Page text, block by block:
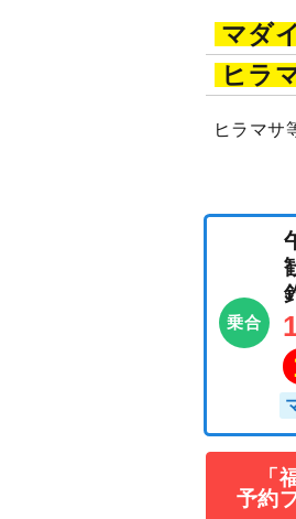
マダイ
ヒラ
ヒラマサ
「
予約